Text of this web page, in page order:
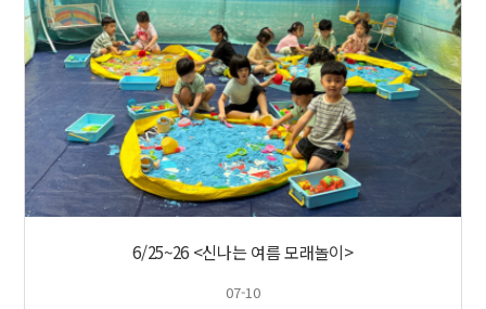
6/25~26 <신나는 여름 모래놀이>
07-10